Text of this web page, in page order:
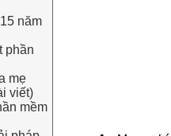
năm
phần
mẹ
viết)
mềm